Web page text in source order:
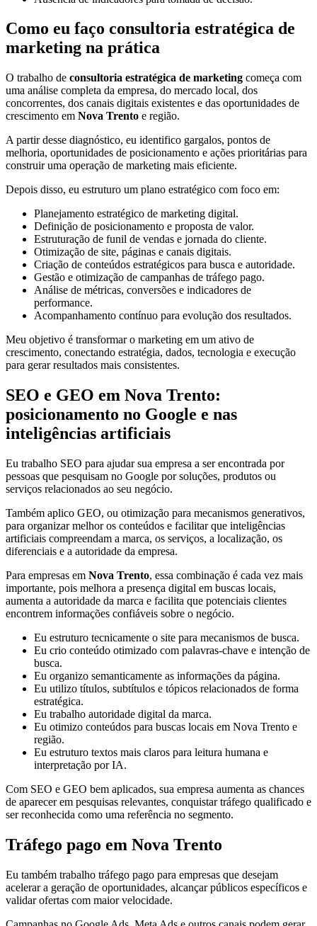
Como eu faço consultoria estratégica de
marketing na prática
O trabalho de consultoria estratégica de marketing começa com
uma análise completa da empresa, do mercado local, dos
concorrentes, dos canais digitais existentes e das oportunidades de
crescimento em Nova Trento e região.
A partir desse diagnóstico, eu identifico gargalos, pontos de
melhoria, oportunidades de posicionamento e ações prioritárias para
construir uma operação de marketing mais eficiente.
Depois disso, eu estruturo um plano estratégico com foco em:
Planejamento estratégico de marketing digital.
Definição de posicionamento e proposta de valor.
Estruturação de funil de vendas e jornada do cliente.
Otimização de site, páginas e canais digitais.
Criação de conteúdos estratégicos para busca e autoridade.
Gestão e otimização de campanhas de tráfego pago.
Análise de métricas, conversões e indicadores de
performance.
Acompanhamento contínuo para evolução dos resultados.
Meu objetivo é transformar o marketing em um ativo de
crescimento, conectando estratégia, dados, tecnologia e execução
para gerar resultados mais consistentes.
SEO e GEO em Nova Trento:
posicionamento no Google e nas
inteligências artificiais
Eu trabalho SEO para ajudar sua empresa a ser encontrada por
pessoas que pesquisam no Google por soluções, produtos ou
serviços relacionados ao seu negócio.
Também aplico GEO, ou otimização para mecanismos generativos,
para organizar melhor os conteúdos e facilitar que inteligências
artificiais compreendam a marca, os serviços, a localização, os
diferenciais e a autoridade da empresa.
Para empresas em Nova Trento, essa combinação é cada vez mais
importante, pois melhora a presença digital em buscas locais,
aumenta a autoridade da marca e facilita que potenciais clientes
encontrem informações confiáveis sobre o negócio.
Eu estruturo tecnicamente o site para mecanismos de busca.
Eu crio conteúdo otimizado com palavras-chave e intenção de
busca.
Eu organizo semanticamente as informações da página.
Eu utilizo títulos, subtítulos e tópicos relacionados de forma
estratégica.
Eu trabalho autoridade digital da marca.
Eu otimizo conteúdos para buscas locais em Nova Trento e
região.
Eu estruturo textos mais claros para leitura humana e
interpretação por IA.
Com SEO e GEO bem aplicados, sua empresa aumenta as chances
de aparecer em pesquisas relevantes, conquistar tráfego qualificado e
ser reconhecida como uma referência no segmento.
Tráfego pago em Nova Trento
Eu também trabalho tráfego pago para empresas que desejam
acelerar a geração de oportunidades, alcançar públicos específicos e
validar ofertas com maior velocidade.